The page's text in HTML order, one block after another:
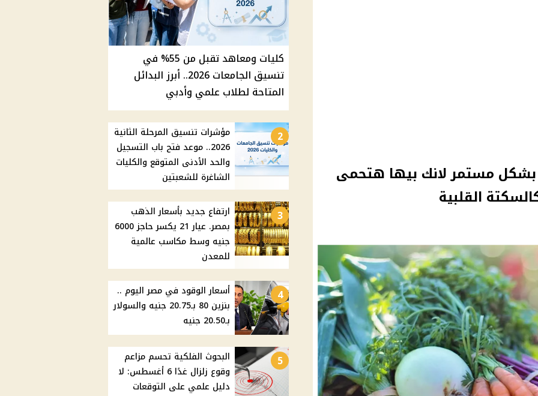
بشكل مستمر لانك بيها هتحمى
القلبية
كليات ومعاهد تقبل من 55% في
تنسيق الجامعات 2026.. أبرز البدائل
المتاحة لطلاب علمي وأدبي
2
مؤشرات تنسيق المرحلة الثانية
2026.. موعد فتح باب التسجيل
والحد الأدنى المتوقع والكليات
الشاغرة للشعبتين
3
ارتفاع جديد بأسعار الذهب
بمصر. عيار 21 يكسر حاجز 6000
جنيه وسط مكاسب عالمية
للمعدن
4
أسعار الوقود في مصر اليوم ..
بنزين 80 بـ20.75 جنيه والسولار
بـ20.50 جنيه
5
البحوث الفلكية تحسم مزاعم
وقوع زلزال غدًا 6 أغسطس: لا
دليل علمي على التوقعات